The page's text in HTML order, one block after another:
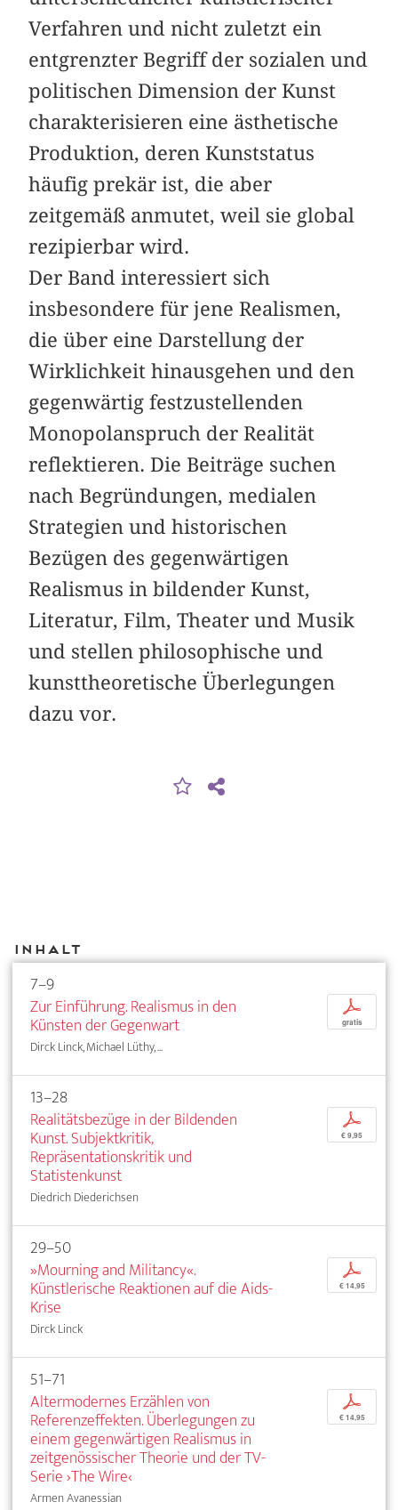
Verfahren und nicht zuletzt ein
entgrenzter Begriff der sozialen und
politischen Dimension der Kunst
charakterisieren eine ästhetische
Produktion, deren Kunststatus
häufig prekär ist, die aber
zeitgemäß anmutet, weil sie global
rezipierbar wird.
Der Band interessiert sich
insbesondere für jene Realismen,
die über eine Darstellung der
Wirklichkeit hinausgehen und den
gegenwärtig festzustellenden
Monopol­anspruch der Realität
reflektieren. Die Beiträge suchen
nach Begründungen, me­dialen
Strategien und historischen
Bezügen des gegenwärtigen
Realismus in bildender Kunst,
Literatur, Film, Theater und Musik
und stellen philoso­phische und
kunsttheoretische Überlegungen
dazu vor.
Inhalt
7–9
Zur Einführung. Realismus in den
Künsten der Gegenwart
Dirck Linck, Michael Lüthy, ...
p
gratis
13–28
Realitätsbezüge in der Bildenden
Kunst. Subjektkritik,
Repräsentationskritik und
Statistenkunst
Diedrich Diederichsen
p
€ 9,95
29–50
»Mourning and Militancy«.
Künstlerische Reaktionen auf die Aids-
Krise
Dirck Linck
p
€ 14,95
51–71
Altermodernes Erzählen von
Referenzeffekten. Überlegungen zu
einem gegenwärtigen Realismus in
zeitgenössischer Theorie und der TV-
Serie ›The Wire‹
Armen Avanessian
p
€ 14,95